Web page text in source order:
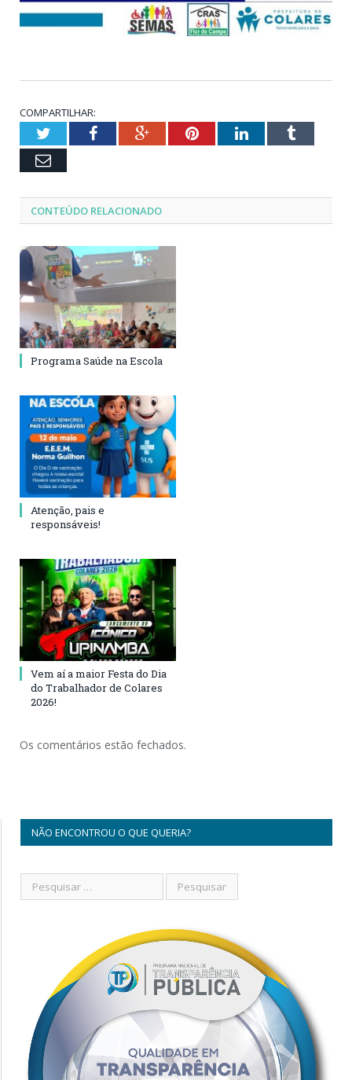
COMPARTILHAR:
TwitterFacebookGoogle+PinterestLinkedInTumblr
Email
CONTEÚDO RELACIONADO
Programa Saúde na Escola
Atenção, pais e
responsáveis!
Vem aí a maior Festa do Dia
do Trabalhador de Colares
2026!
Os comentários estão fechados.
NÃO ENCONTROU O QUE QUERIA?